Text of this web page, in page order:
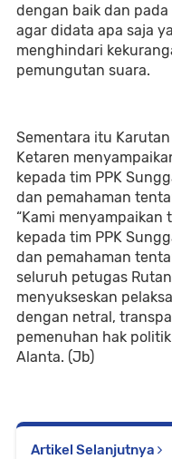
dengan baik dan
agar didata apa saja
menghindari
pemungutan suara.
Sementara itu
Ketaren
kepada tim PPK
dan pemahaman
“Kami menyampaikan
kepada tim PPK
dan pemahaman
seluruh petugas
menyukseskan
dengan netral,
pemenuhan hak
Alanta. (Jb)
Artikel Selanjutnya